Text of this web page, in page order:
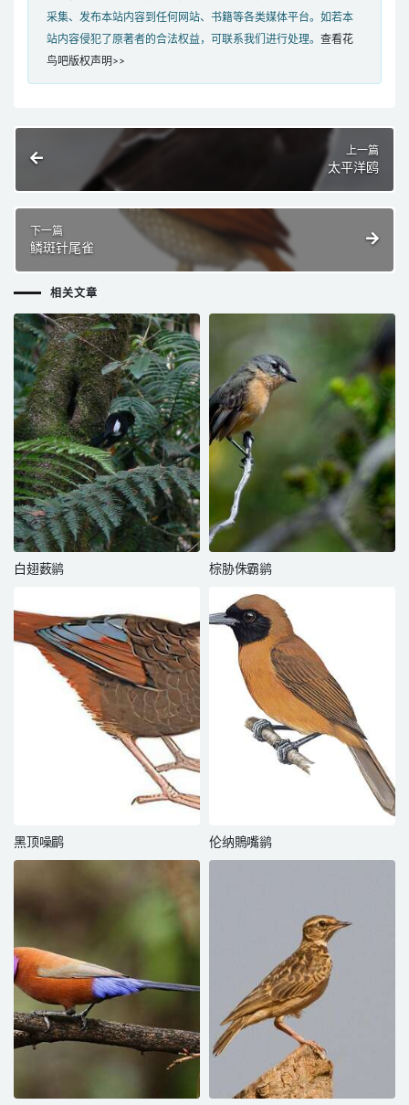
采集、发布本站内容到任何网站、书籍等各类媒体平台。如若本
站内容侵犯了原著者的合法权益，可联系我们进行处理。 查看花
鸟吧版权声明>>
上一篇
太平洋鸥
下一篇
鳞斑针尾雀
相关文章
白翅薮鹟 棕胁侏霸鹟
黑顶噪鹛 伦纳鵙嘴鹟